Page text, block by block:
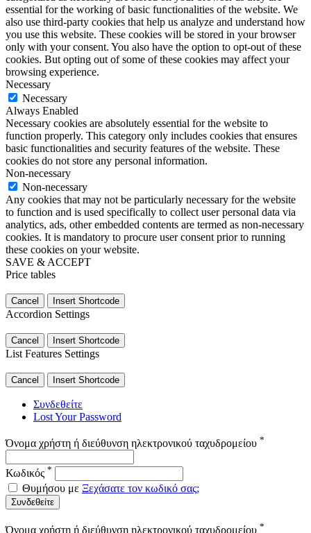
essential for the working of basic functionalities of the website. We
also use third-party cookies that help us analyze and understand how
you use this website. These cookies will be stored in your browser
only with your consent. You also have the option to opt-out of these
cookies. But opting out of some of these cookies may affect your
browsing experience.
Necessary
Necessary
Always Enabled
Necessary cookies are absolutely essential for the website to
function properly. This category only includes cookies that ensures
basic functionalities and security features of the website. These
cookies do not store any personal information.
Non-necessary
Non-necessary
Any cookies that may not be particularly necessary for the website
to function and is used specifically to collect user personal data via
analytics, ads, other embedded contents are termed as non-necessary
cookies. It is mandatory to procure user consent prior to running
these cookies on your website.
SAVE & ACCEPT
Price tables
Cancel Insert Shortcode
Accordion Settings
Cancel Insert Shortcode
List Features Settings
Cancel Insert Shortcode
Συνδεθείτε
Lost Your Password
Όνομα χρήστη ή διεύθυνση ηλεκτρονικού ταχυδρομείου *
Κωδικός *
Θυμήσου με Ξεχάσατε τον κωδικό σας;
Συνδεθείτε
Όνομα χρήστη ή διεύθυνση ηλεκτρονικού ταχυδρομείου *